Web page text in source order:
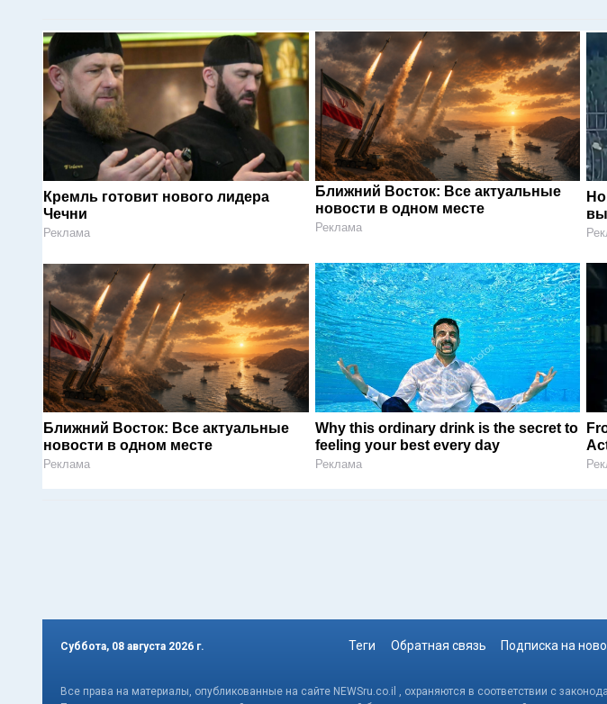
Кремль готовит нового лидера
Чечни
Реклама
Ближний Восток: Все актуальные
новости в одном месте
Реклама
Ближний Восток: Все актуальные
новости в одном месте
Реклама
Why this ordinary drink is the secret to
feeling your best every day
Реклама
Суббота, 08 августа 2026 г. Теги Обратная связь Подписка на
Все права на материалы, опубликованные на сайте NEWSru.co.il , охраняются в соответствии с